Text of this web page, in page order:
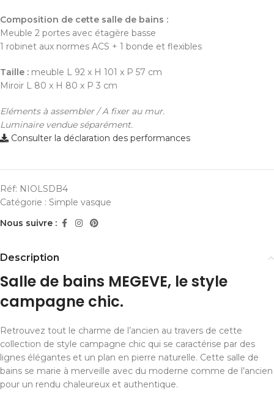
Composition de cette salle de bains :
Meuble 2 portes avec étagère basse
1 robinet aux normes ACS + 1 bonde et flexibles
Taille : meuble L 92 x H 101 x P 57 cm
Miroir L 80 x H 80 x P 3 cm
Eléments à assembler / A fixer au mur.
Luminaire vendue séparément.
Consulter la déclaration des performances
Réf: NIOLSDB4
Catégorie : Simple vasque
Nous suivre :
Description
Salle de bains MEGEVE, le style
campagne chic.
Retrouvez tout le charme de l’ancien au travers de cette
collection de style campagne chic qui se caractérise par des
lignes élégantes et un plan en pierre naturelle. Cette salle de
bains se marie à merveille avec du moderne comme de l’ancien
pour un rendu chaleureux et authentique.